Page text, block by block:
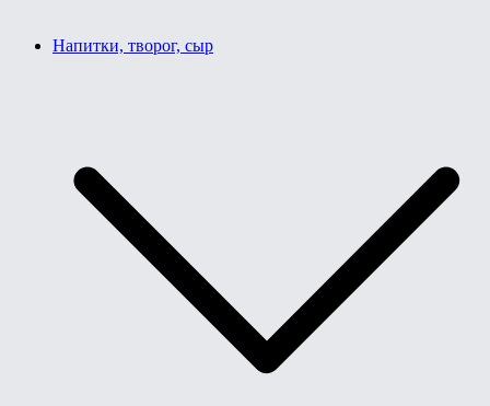
Напитки, творог, сыр